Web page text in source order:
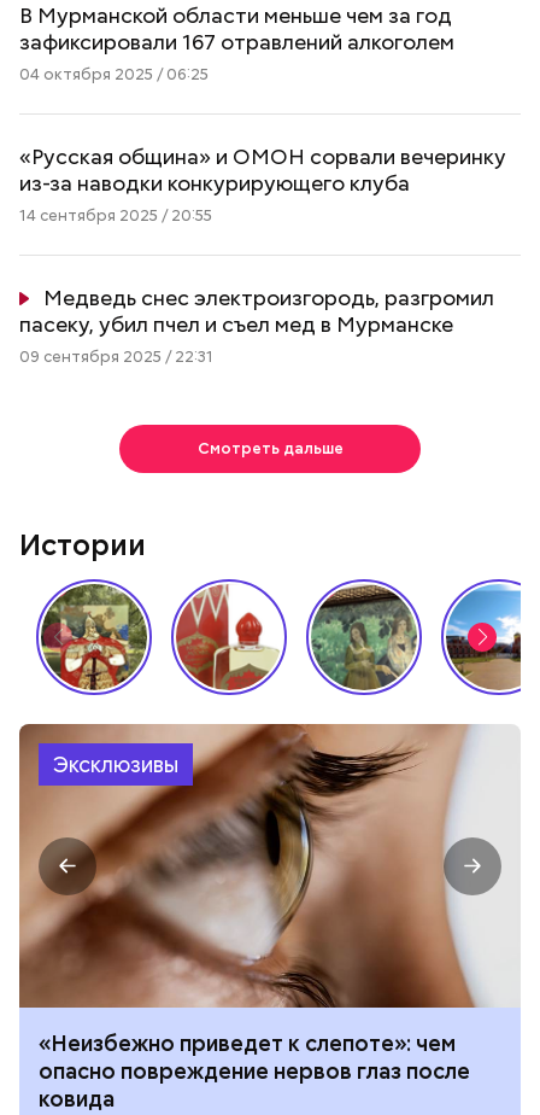
В Мурманской области меньше чем за год
зафиксировали 167 отравлений алкоголем
04 октября 2025 / 06:25
«Русская община» и ОМОН сорвали вечеринку
из-за наводки конкурирующего клуба
14 сентября 2025 / 20:55
Медведь снес электроизгородь, разгромил
пасеку, убил пчел и съел мед в Мурманске
09 сентября 2025 / 22:31
Смотреть дальше
Истории
Эксклюзивы
«Неизбежно приведет к слепоте»: чем
опасно повреждение нервов глаз после
ковида